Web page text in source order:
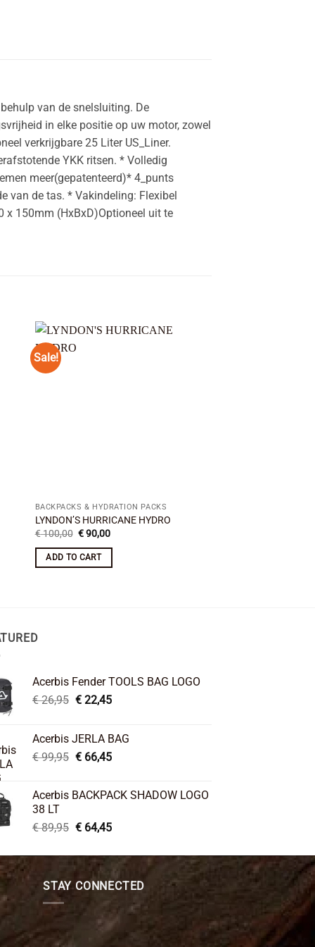
van de snelsluiting. De
in elke positie op uw motor, zowel
verkrijgbare 25 Liter US_Liner.
YKK ritsen. * Volledig
meer(gepatenteerd)* 4_punts
van de tas. * Vakindeling: Flexibel
x 150mm (HxBxD)Optioneel uit te
Sale!
BACKPACKS & HYDRATION PACKS
LYNDON’S HURRICANE HYDRO
€100,00 Original
was:
€ 100,00.
€90,00Current
is:
ADD TO CART
Acerbis Fender TOOLS BAG LOGO
€26,95 Original
€ 26,95.
€22,45Current
€ 22,45.
Acerbis JERLA BAG
€99,95 Original
€ 99,95.
€66,45Current
€ 66,45.
Acerbis BACKPACK SHADOW LOGO
38 LT
€89,95 Original
was:
€ 89,95.
€64,45Current
is:
€ 64,45.
STAY CONNECTED